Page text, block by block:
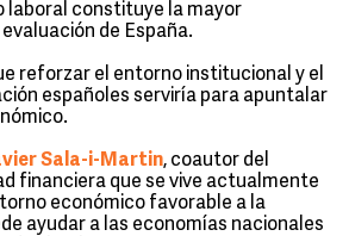
laboral constituye la mayor
de España.
reforzar el entorno institucional y el
españoles serviría para apuntalar
Sala-i-Martin, coautor del
financiera que se vive actualmente
económico favorable a la
ayudar a las economías nacionales